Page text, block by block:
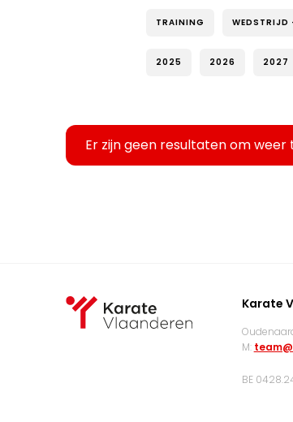
TRAINING
2025 2026 2027
Er zijn geen resultaten om weer
Karate
M:
BE